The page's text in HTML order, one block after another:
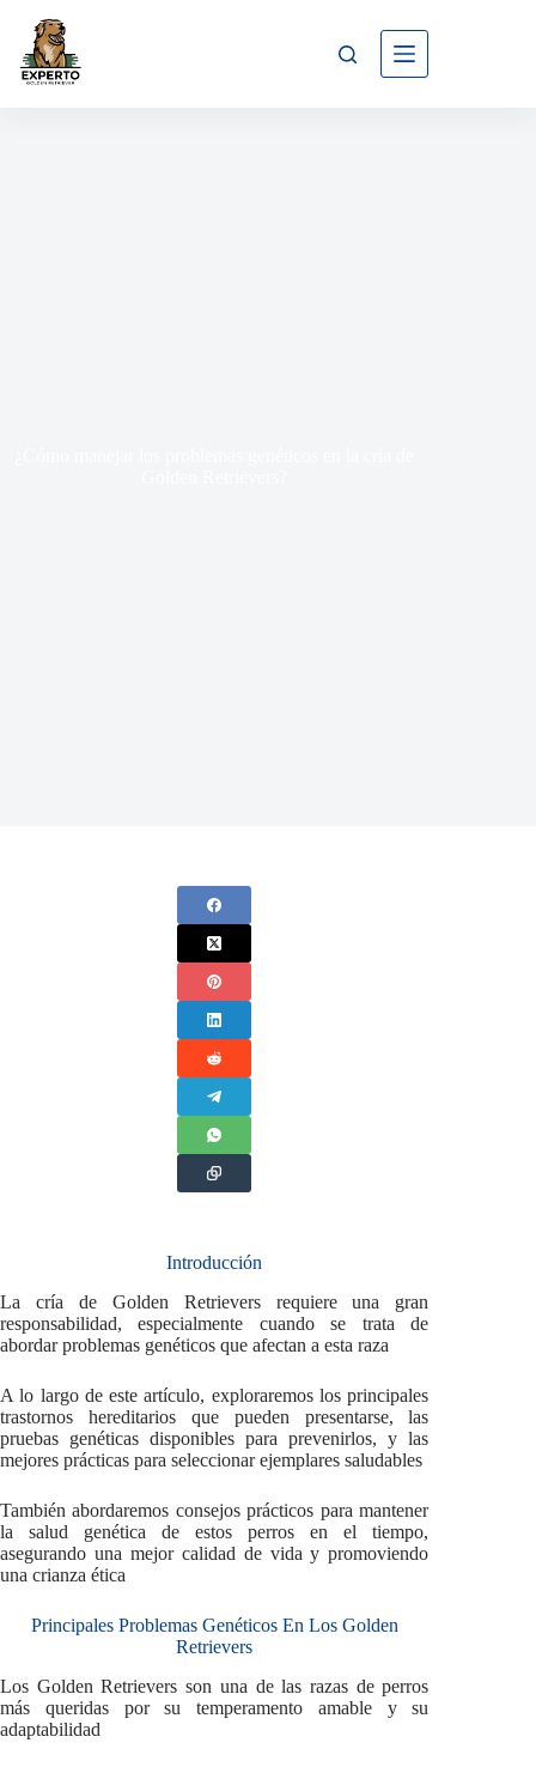
Introducción
La cría de Golden Retrievers requiere una gran
responsabilidad, especialmente cuando se trata de
abordar problemas genéticos que afectan a esta raza
A lo largo de este artículo, exploraremos los principales
trastornos hereditarios que pueden presentarse, las
pruebas genéticas disponibles para prevenirlos, y las
mejores prácticas para seleccionar ejemplares saludables
También abordaremos consejos prácticos para mantener
la salud genética de estos perros en el tiempo,
asegurando una mejor calidad de vida y promoviendo
una crianza ética
Principales Problemas Genéticos En Los Golden
Retrievers
Los Golden Retrievers son una de las razas de perros
más queridas por su temperamento amable y su
adaptabilidad